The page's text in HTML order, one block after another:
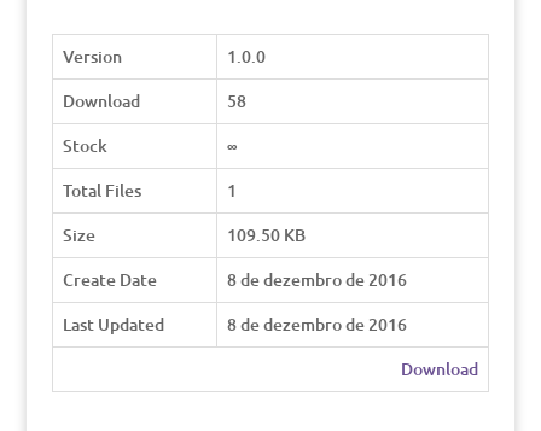
Version
1.0.0
Download
58
Stock
∞
Total Files
1
Size
109.50 KB
Create Date
8 de dezembro de 2016
Last Updated
8 de dezembro de 2016
Download